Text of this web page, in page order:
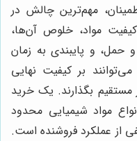
مهم‌ترین چالش در
مواد، خلوص آن‌ها،
حمل، و پایبندی به زمان
بر کیفیت نهایی
مستقیم بگذارند. یک خرید
مواد شیمیایی محدود
از عملکرد فروشنده است.